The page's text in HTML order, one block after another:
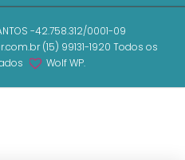
-42.758.312/0001-09
(15) 99131-1920 Todos os
Wolf WP.